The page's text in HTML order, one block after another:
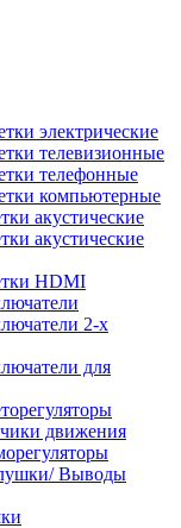
электрические
телевизионные
телефонные
компьютерные
акустические
акустические
HDMI
2-х
для
движения
Выводы